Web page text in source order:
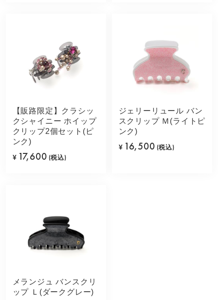
【販路限定】クラシッ
クシャイニー ホイップ
クリップ2個セット(ピ
ンク)
¥ 17,600 (税込)
ジェリーリュール バン
スクリップ Ｍ(ライトピ
ンク)
¥ 16,500 (税込)
メランジュ バンスクリ
ップ Ｌ(ダークグレー)